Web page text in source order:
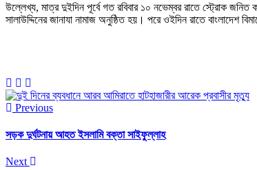
উল্লেখ্য, মাত্র দুইদিন পূর্বে গত রবিবার ১০ নভেম্বর রাতে স্ট্রোক
সালাউদ্দিনের জানাযা নামাজ অনুষ্ঠিত হয়। পরে ওইদিন রাতে বাংলাদেশ
Previous
সড়ক দুর্ঘটনায় আহত ইসলামি বক্তা সাইফুল্লাহ
Next